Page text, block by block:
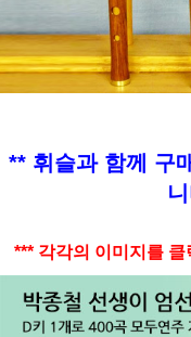
** 휘슬과 함께 구
*** 각각의 이미지를